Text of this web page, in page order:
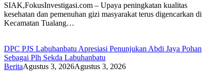
SIAK,FokusInvestigasi.com – Upaya peningkatan kualitas
kesehatan dan pemenuhan gizi masyarakat terus digencarkan di
Kecamatan Tualang…
DPC PJS Labuhanbatu Apresiasi Penunjukan Abdi Jaya Pohan
Sebagai Plh Sekda Labuhanbatu
BeritaAgustus 3, 2026Agustus 3, 2026